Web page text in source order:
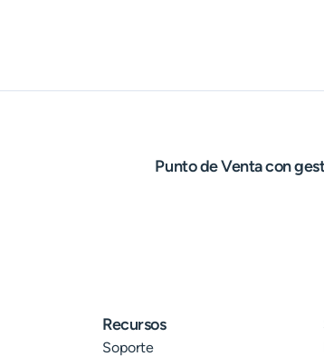
Punto de Venta con
Recursos
Soporte